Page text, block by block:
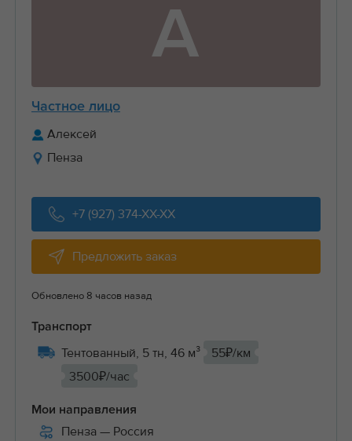
А
Частное лицо
Алексей
Пенза
+7 (927) 374-XX-XX
Предложить заказ
Обновлено 8 часов назад
Транспорт
Тентованный, 5 тн, 46 м³
55₽/км
3500₽/час
Мои направления
Пенза — Россия